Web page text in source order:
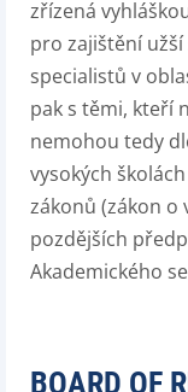
zřízená
pro zajištění
specialistů v
pak s těmi, kteří
nemohou tedy
vysokých
zákonů (zákon o
pozdějších
Akademického
BOARD OF